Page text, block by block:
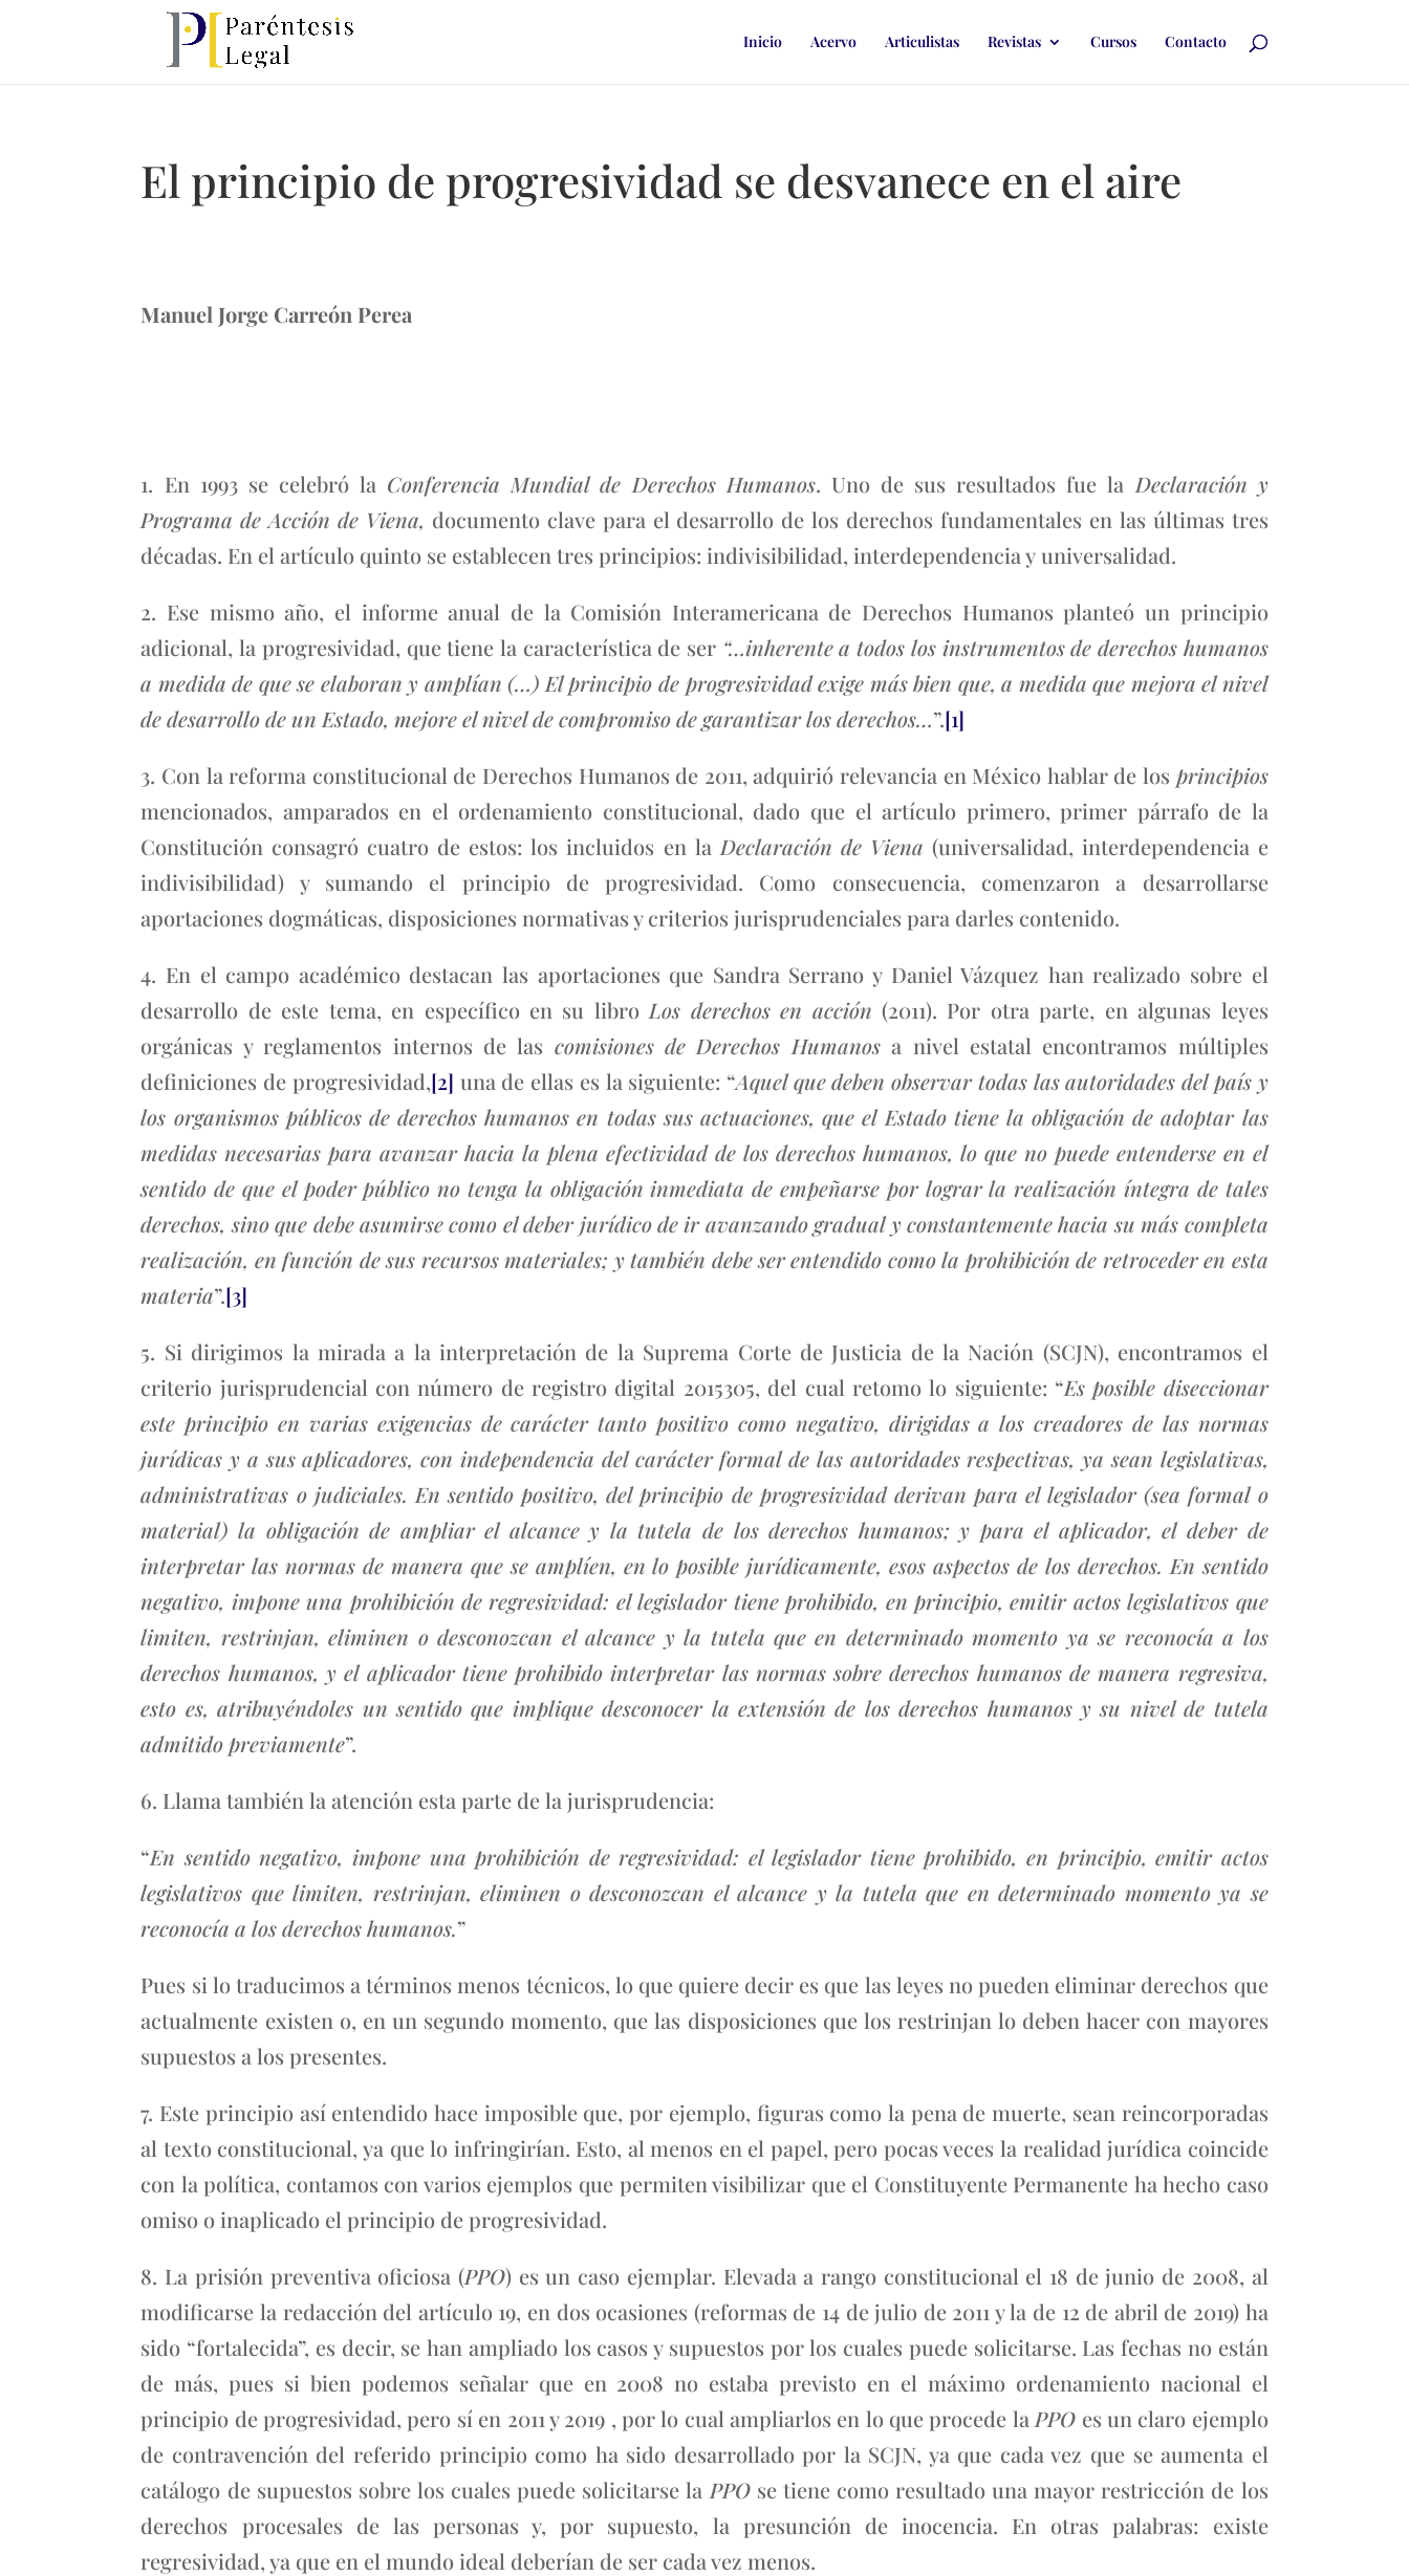
Inicio Acervo Articulistas Revistas Cursos Contacto
El principio de progresividad se desvanece en el aire
Manuel Jorge Carreón Perea
1. En 1993 se celebró la Conferencia Mundial de Derechos Humanos. Uno de sus resultados fue la Declaración y
Programa de Acción de Viena, documento clave para el desarrollo de los derechos fundamentales en las últimas tres
décadas. En el artículo quinto se establecen tres principios: indivisibilidad, interdependencia y universalidad.
2. Ese mismo año, el informe anual de la Comisión Interamericana de Derechos Humanos planteó un principio
adicional, la progresividad, que tiene la característica de ser “…inherente a todos los instrumentos de derechos humanos
a medida de que se elaboran y amplían (…) El principio de progresividad exige más bien que, a medida que mejora el nivel
de desarrollo de un Estado, mejore el nivel de compromiso de garantizar los derechos…”.[1]
3. Con la reforma constitucional de Derechos Humanos de 2011, adquirió relevancia en México hablar de los principios
mencionados, amparados en el ordenamiento constitucional, dado que el artículo primero, primer párrafo de la
Constitución consagró cuatro de estos: los incluidos en la Declaración de Viena (universalidad, interdependencia e
indivisibilidad) y sumando el principio de progresividad. Como consecuencia, comenzaron a desarrollarse
aportaciones dogmáticas, disposiciones normativas y criterios jurisprudenciales para darles contenido.
4. En el campo académico destacan las aportaciones que Sandra Serrano y Daniel Vázquez han realizado sobre el
desarrollo de este tema, en específico en su libro Los derechos en acción (2011). Por otra parte, en algunas leyes
orgánicas y reglamentos internos de las comisiones de Derechos Humanosa nivel estatal encontramos múltiples
definiciones de progresividad,[2] una de ellas es la siguiente: “Aquel que deben observar todas las autoridades del país y
los organismos públicos de derechos humanos en todas sus actuaciones, que el Estado tiene la obligación de adoptar las
medidas necesarias para avanzar hacia la plena efectividad de los derechos humanos, lo que no puede entenderse en el
sentido de que el poder público no tenga la obligación inmediata de empeñarse por lograr la realización íntegra de tales
derechos, sino que debe asumirse como el deber jurídico de ir avanzando gradual y constantemente hacia su más completa
realización, en función de sus recursos materiales; y también debe ser entendido como la prohibición de retroceder en esta
materia”.[3]
5. Si dirigimos la mirada a la interpretación de la Suprema Corte de Justicia de la Nación (SCJN), encontramos el
criterio jurisprudencial con número de registro digital 2015305, del cual retomo lo siguiente: “Es posible diseccionar
este principio en varias exigencias de carácter tanto positivo como negativo, dirigidas a los creadores de las normas
jurídicas y a sus aplicadores, con independencia del carácter formal de las autoridades respectivas, ya sean legislativas,
administrativas o judiciales. En sentido positivo, del principio de progresividad derivan para el legislador (sea formal o
material) la obligación de ampliar el alcance y la tutela de los derechos humanos; y para el aplicador, el deber de
interpretar las normas de manera que se amplíen, en lo posible jurídicamente, esos aspectos de los derechos. En sentido
negativo, impone una prohibición de regresividad: el legislador tiene prohibido, en principio, emitir actos legislativos que
limiten, restrinjan, eliminen o desconozcan el alcance y la tutela que en determinado momento ya se reconocía a los
derechos humanos, y el aplicador tiene prohibido interpretar las normas sobre derechos humanos de manera regresiva,
esto es, atribuyéndoles un sentido que implique desconocer la extensión de los derechos humanos y su nivel de tutela
admitido previamente”.
6. Llama también la atención esta parte de la jurisprudencia:
“En sentido negativo, impone una prohibición de regresividad: el legislador tiene prohibido, en principio, emitir actos
legislativos que limiten, restrinjan, eliminen o desconozcan el alcance y la tutela que en determinado momento ya se
reconocía a los derechos humanos.”
Pues si lo traducimos a términos menos técnicos, lo que quiere decir es que las leyes no pueden eliminar derechos que
actualmente existen o, en un segundo momento, que las disposiciones que los restrinjan lo deben hacer con mayores
supuestos a los presentes.
7. Este principio así entendido hace imposible que, por ejemplo, figuras como la pena de muerte, sean reincorporadas
al texto constitucional, ya que lo infringirían. Esto, al menos en el papel, pero pocas veces la realidad jurídica coincide
con la política, contamos con varios ejemplos que permiten visibilizar que el Constituyente Permanente ha hecho caso
omiso o inaplicado el principio de progresividad.
8. La prisión preventiva oficiosa (PPO) es un caso ejemplar. Elevada a rango constitucional el 18 de junio de 2008, al
modificarse la redacción del artículo 19, en dos ocasiones (reformas de 14 de julio de 2011 y la de 12 de abril de 2019) ha
sido “fortalecida”, es decir, se han ampliado los casos y supuestos por los cuales puede solicitarse. Las fechas no están
de más, pues si bien podemos señalar que en 2008 no estaba previsto en el máximo ordenamiento nacional el
principio de progresividad, pero sí en 2011 y 2019 , por lo cual ampliarlos en lo que procede la PPO es un claro ejemplo
de contravención del referido principio como ha sido desarrollado por la SCJN, ya que cada vez que se aumenta el
catálogo de supuestos sobre los cuales puede solicitarse la PPO se tiene como resultado una mayor restricción de los
derechos procesales de las personas y, por supuesto, la presunción de inocencia. En otras palabras: existe
regresividad, ya que en el mundo ideal deberían de ser cada vez menos.